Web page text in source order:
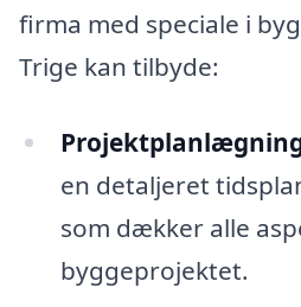
firma med speciale i
Trige kan tilbyde:
en detaljeret
som dækker alle
byggeprojektet.